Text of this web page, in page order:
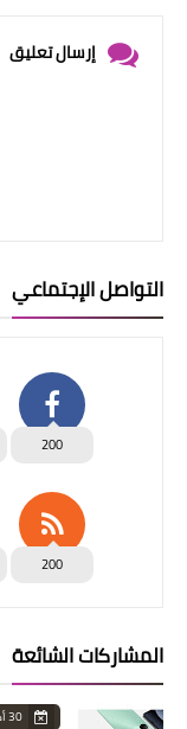
إرسال تعليق
التواصل الإجتماعي
200
200
المشاركات الشائعة
30 أكتوبر 2023